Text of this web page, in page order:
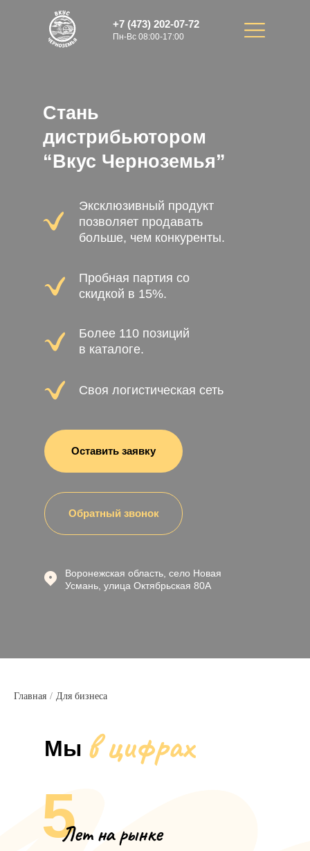
Стань
дистрибьютором
“Вкус Черноземья”
Оставить заявку
Воронежская область, село Новая
Усмань, улица Октябрьская 80А
Обратный звонок
Эксклюзивный продукт
позволяет продавать
больше, чем конкуренты.
Пробная партия со
скидкой в 15%.
Более 110 позиций
в каталоге.
Своя логистическая сеть
+7 (473) 202-07-72
Пн-Вс 08:00-17:00
Главная / Для бизнеса
Мы в цифрах
5Лет на рынке